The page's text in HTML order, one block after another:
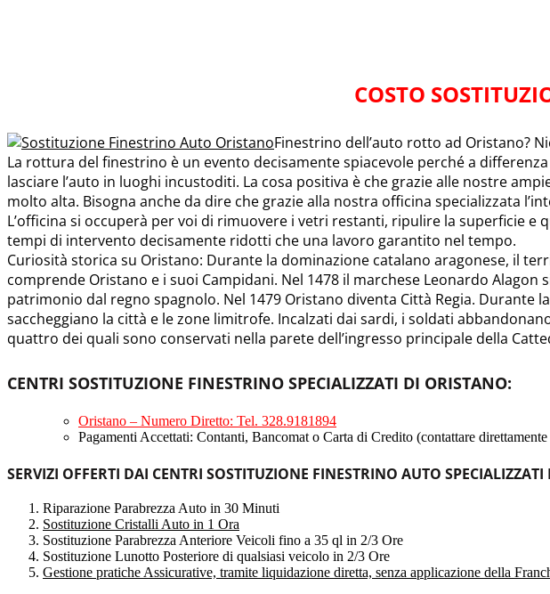
COSTO
Finestrino dell’auto rotto ad Oristano?
La rottura del finestrino è un evento decisamente spiacevole perché a
lasciare l’auto in luoghi incustoditi. La cosa positiva è che grazie alle nostre
molto alta. Bisogna anche da dire che grazie alla nostra officina specializzata
L’officina si occuperà per voi di rimuovere i vetri restanti, ripulire la superficie
tempi di intervento decisamente ridotti che una lavoro garantito nel tempo.
Curiosità storica su Oristano: Durante la dominazione catalano aragonese, il
comprende Oristano e i suoi Campidani. Nel 1478 il marchese Leonardo
patrimonio dal regno spagnolo. Nel 1479 Oristano diventa Città Regia. Durante
saccheggiano la città e le zone limitrofe. Incalzati dai sardi, i soldati
quattro dei quali sono conservati nella parete dell’ingresso principale della
CENTRI SOSTITUZIONE FINESTRINO SPECIALIZZATI DI ORISTANO:
Oristano – Numero Diretto: Tel. 328.9181894
Pagamenti Accettati: Contanti, Bancomat o Carta di Credito (contattare
SERVIZI OFFERTI DAI CENTRI SOSTITUZIONE FINESTRINO AUTO
Riparazione Parabrezza Auto in 30 Minuti
Sostituzione Cristalli Auto in 1 Ora
Sostituzione Parabrezza Anteriore Veicoli fino a 35 ql in 2/3 Ore
Sostituzione Lunotto Posteriore di qualsiasi veicolo in 2/3 Ore
Gestione pratiche Assicurative, tramite liquidazione diretta, senza applicazione della